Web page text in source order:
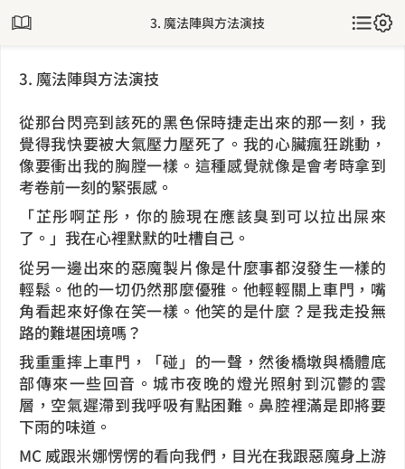
3. 魔法陣與方法演技
3. 魔法陣與方法演技
從那台閃亮到該死的黑色保時捷走出來的那一刻，我
覺得我快要被大氣壓力壓死了。我的心臟瘋狂跳動，
像要衝出我的胸膛一樣。這種感覺就像是會考時拿到
考卷前一刻的緊張感。
「芷彤啊芷彤，你的臉現在應該臭到可以拉出屎來
了。」我在心裡默默的吐槽自己。
從另一邊出來的惡魔製片像是什麼事都沒發生一樣的
輕鬆。他的一切仍然那麼優雅。他輕輕關上車門，嘴
角看起來好像在笑一樣。他笑的是什麼？是我走投無
路的難堪困境嗎？
我重重摔上車門，「碰」的一聲，然後橋墩與橋體底
部傳來一些回音。城市夜晚的燈光照射到沉鬱的雲
層，空氣遲滯到我呼吸有點困難。鼻腔裡滿是即將要
下雨的味道。
MC 威跟米娜愣愣的看向我們，目光在我跟惡魔身上游